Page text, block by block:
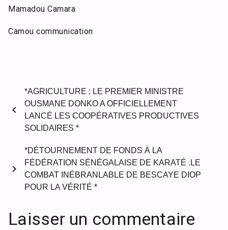
Mamadou Camara
Camou communication
chevron_left
*AGRICULTURE : LE PREMIER MINISTRE
OUSMANE DONKO A OFFICIELLEMENT
LANCÉ LES COOPÉRATIVES PRODUCTIVES
SOLIDAIRES *
*DÉTOURNEMENT DE FONDS À LA
FÉDÉRATION SÉNÉGALAISE DE KARATÉ .LE
COMBAT INÉBRANLABLE DE BESCAYE DIOP
POUR LA VÉRITÉ *
chevron_right
Laisser un commentaire